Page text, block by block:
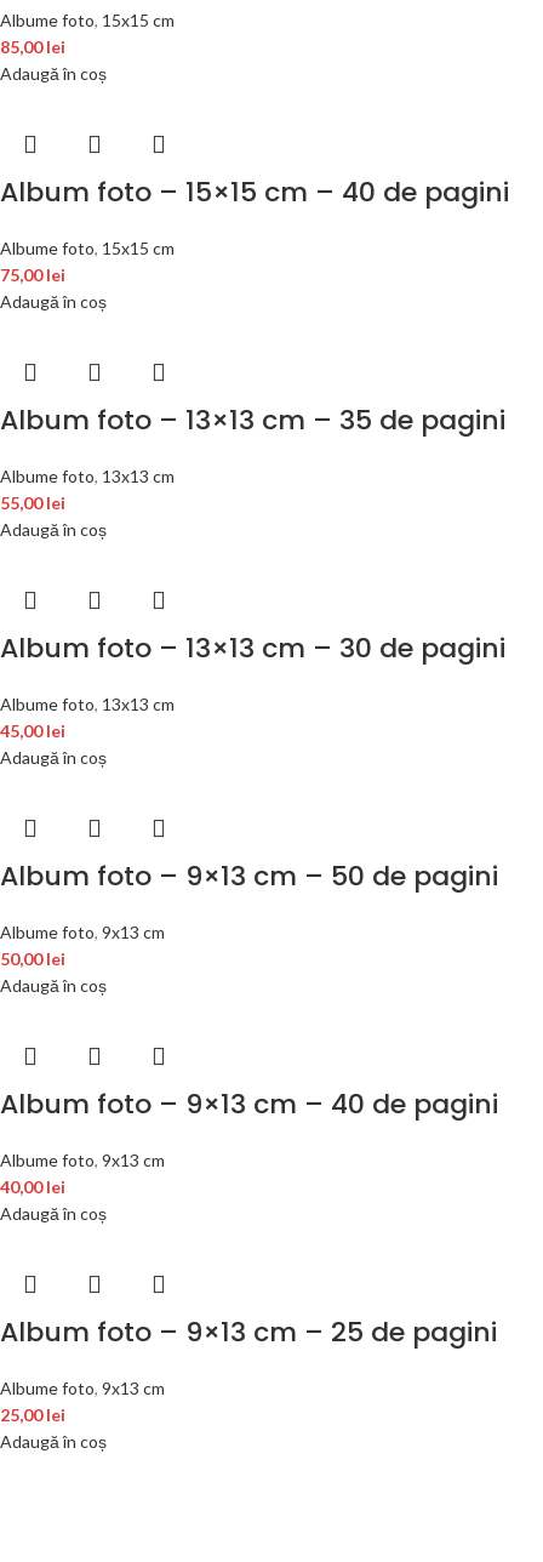
Albume foto, 15x15 cm
85,00lei
Adaugă în coș
Album foto – 15×15 cm – 40 de pagini
Albume foto, 15x15 cm
75,00lei
Adaugă în coș
Album foto – 13×13 cm – 35 de pagini
Albume foto, 13x13 cm
55,00lei
Adaugă în coș
Album foto – 13×13 cm – 30 de pagini
Albume foto, 13x13 cm
45,00lei
Adaugă în coș
Album foto – 9×13 cm – 50 de pagini
Albume foto, 9x13 cm
50,00lei
Adaugă în coș
Album foto – 9×13 cm – 40 de pagini
Albume foto, 9x13 cm
40,00lei
Adaugă în coș
Album foto – 9×13 cm – 25 de pagini
Albume foto, 9x13 cm
25,00lei
Adaugă în coș